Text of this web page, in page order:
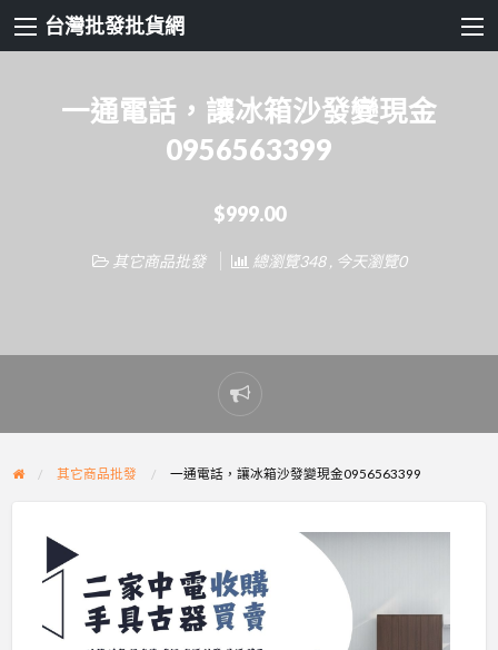
台灣批發批貨網
一通電話，讓冰箱沙發變現金
0956563399
$999.00
其它商品批發 總瀏覽348 , 今天瀏覽0
Report
problem
其它商品批發 一通電話，讓冰箱沙發變現金0956563399